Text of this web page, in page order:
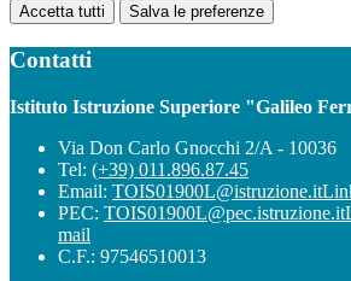
Accetta tutti Salva le preferenze
Contatti
Istituto Istruzione Superiore "Galileo
Via Don Carlo Gnocchi 2/A - 10036
Tel: (+39) 011.896.87.45
Email: TOIS01900L@istruzione.it
PEC: TOIS01900L@pec.istruzione.it
mail
C.F.: 97546510013